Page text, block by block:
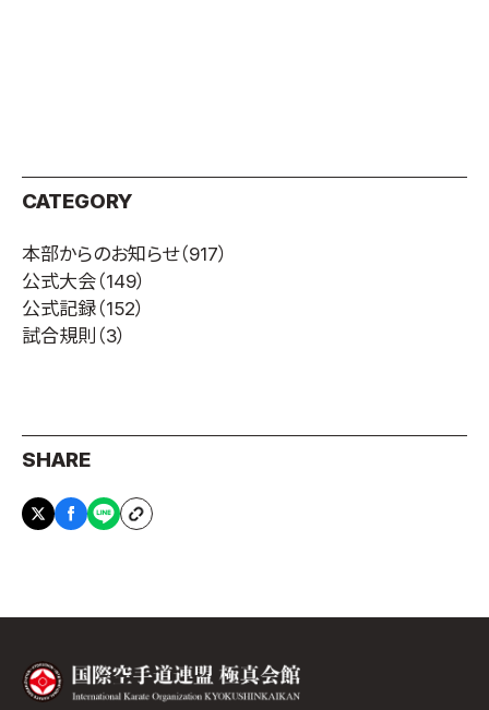
CATEGORY
本部からのお知らせ（917）
公式大会（149）
公式記録（152）
試合規則 （3）
SHARE